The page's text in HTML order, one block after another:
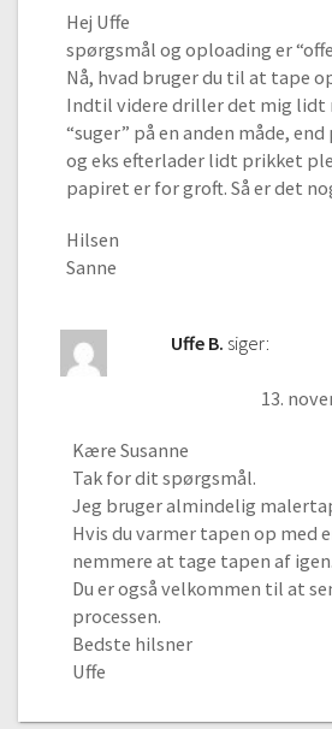
Hej Uffe
spørgsmål og oploading er
Nå, hvad bruger du til at tape
Indtil videre driller det mig lidt
“suger” på en anden måde,
og eks efterlader lidt prikket
papiret er for groft. Så er det
Hilsen
Sanne
Uffe B. siger:
13.
Kære Susanne
Tak for dit spørgsmål.
Jeg bruger almindelig
Hvis du varmer tapen op med
nemmere at tage tapen af igen.
Du er også velkommen til at
processen.
Bedste hilsner
Uffe